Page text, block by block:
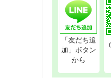
「友だち追
加」ボタン
から